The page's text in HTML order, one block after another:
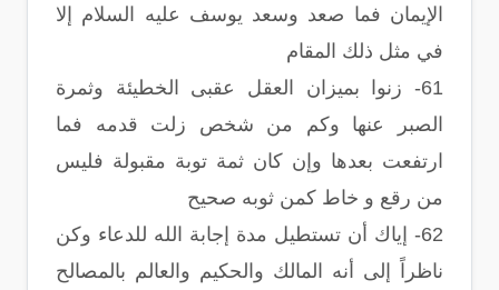
الإيمان فما صعد وسعد يوسف عليه السلام إلا
في مثل ذلك المقام
61- زنوا بميزان العقل عقبى الخطيئة وثمرة
الصبر عنها وكم من شخص زلت قدمه فما
ارتفعت بعدها وإن كان ثمة توبة مقبولة فليس
من رقع و خاط كمن ثوبه صحيح
62- إياك أن تستطيل مدة إجابة الله للدعاء وكن
ناظراً إلى أنه المالك والحكيم والعالم بالمصالح